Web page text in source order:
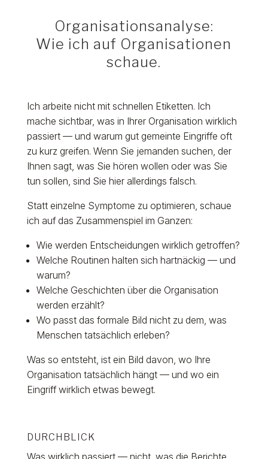
Organisationsanalyse:
Wie ich auf Organisationen
schaue.
Ich arbeite nicht mit schnellen Etiketten. Ich
mache sichtbar, was in Ihrer Organisation wirklich
passiert — und warum gut gemeinte Eingriffe oft
zu kurz greifen. Wenn Sie jemanden suchen, der
Ihnen sagt, was Sie hören wollen oder was Sie
tun sollen, sind Sie hier allerdings falsch.
Statt einzelne Symptome zu optimieren, schaue
ich auf das Zusammenspiel im Ganzen:
Wie werden Entscheidungen wirklich getroffen?
Welche Routinen halten sich hartnäckig — und
warum?
Welche Geschichten über die Organisation
werden erzählt?
Wo passt das formale Bild nicht zu dem, was
Menschen tatsächlich erleben?
Was so entsteht, ist ein Bild davon, wo Ihre
Organisation tatsächlich hängt — und wo ein
Eingriff wirklich etwas bewegt.
DURCHBLICK
Was wirklich passiert — nicht, was die Berichte